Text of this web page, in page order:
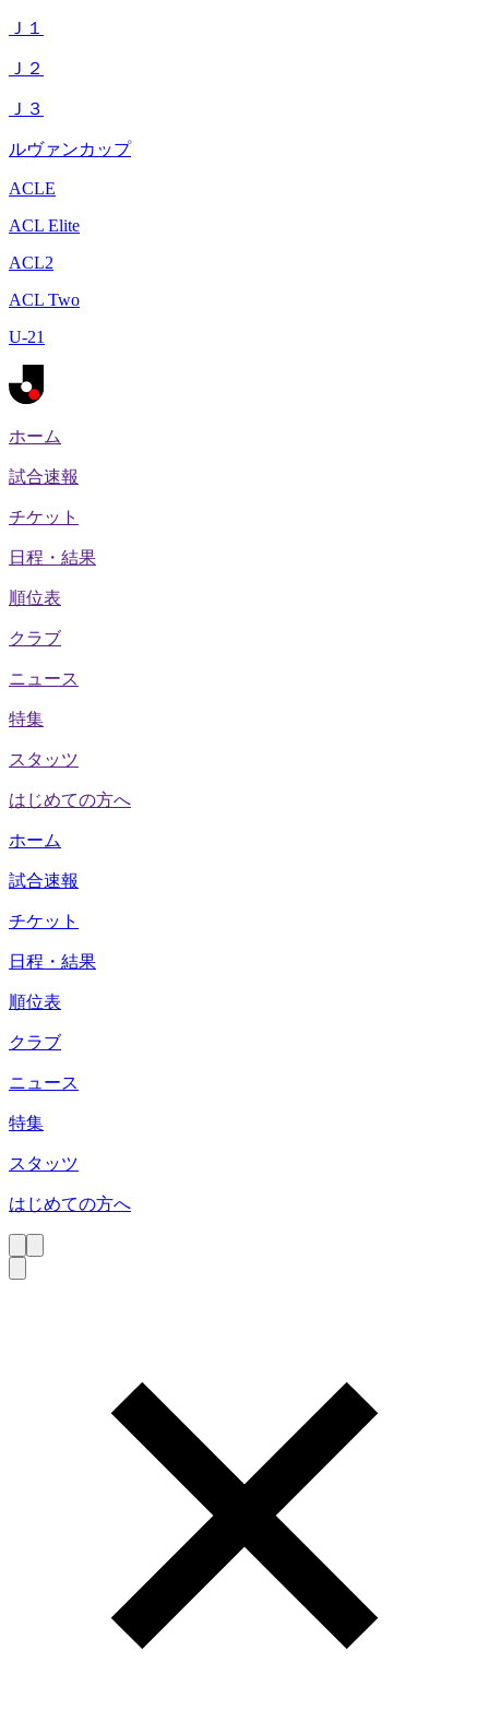
Ｊ１
Ｊ２
Ｊ３
ルヴァンカップ
ACLE
ACL Elite
ACL2
ACL Two
U-21
ホーム
試合速報
チケット
日程・結果
順位表
クラブ
ニュース
特集
スタッツ
はじめての方へ
ホーム
試合速報
チケット
日程・結果
順位表
クラブ
ニュース
特集
スタッツ
はじめての方へ